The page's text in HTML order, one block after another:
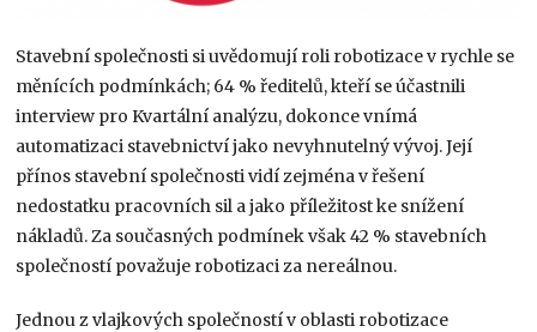
Stavební společnosti si uvědomují roli robotizace v rychle se
měnících podmínkách; 64 % ředitelů, kteří se účastnili
interview pro Kvartální analýzu, dokonce vnímá
automatizaci stavebnictví jako nevyhnutelný vývoj. Její
přínos stavební společnosti vidí zejména v řešení
nedostatku pracovních sil a jako příležitost ke snížení
nákladů. Za současných podmínek však 42 % stavebních
společností považuje robotizaci za nereálnou.
Jednou z vlajkových společností v oblasti robotizace